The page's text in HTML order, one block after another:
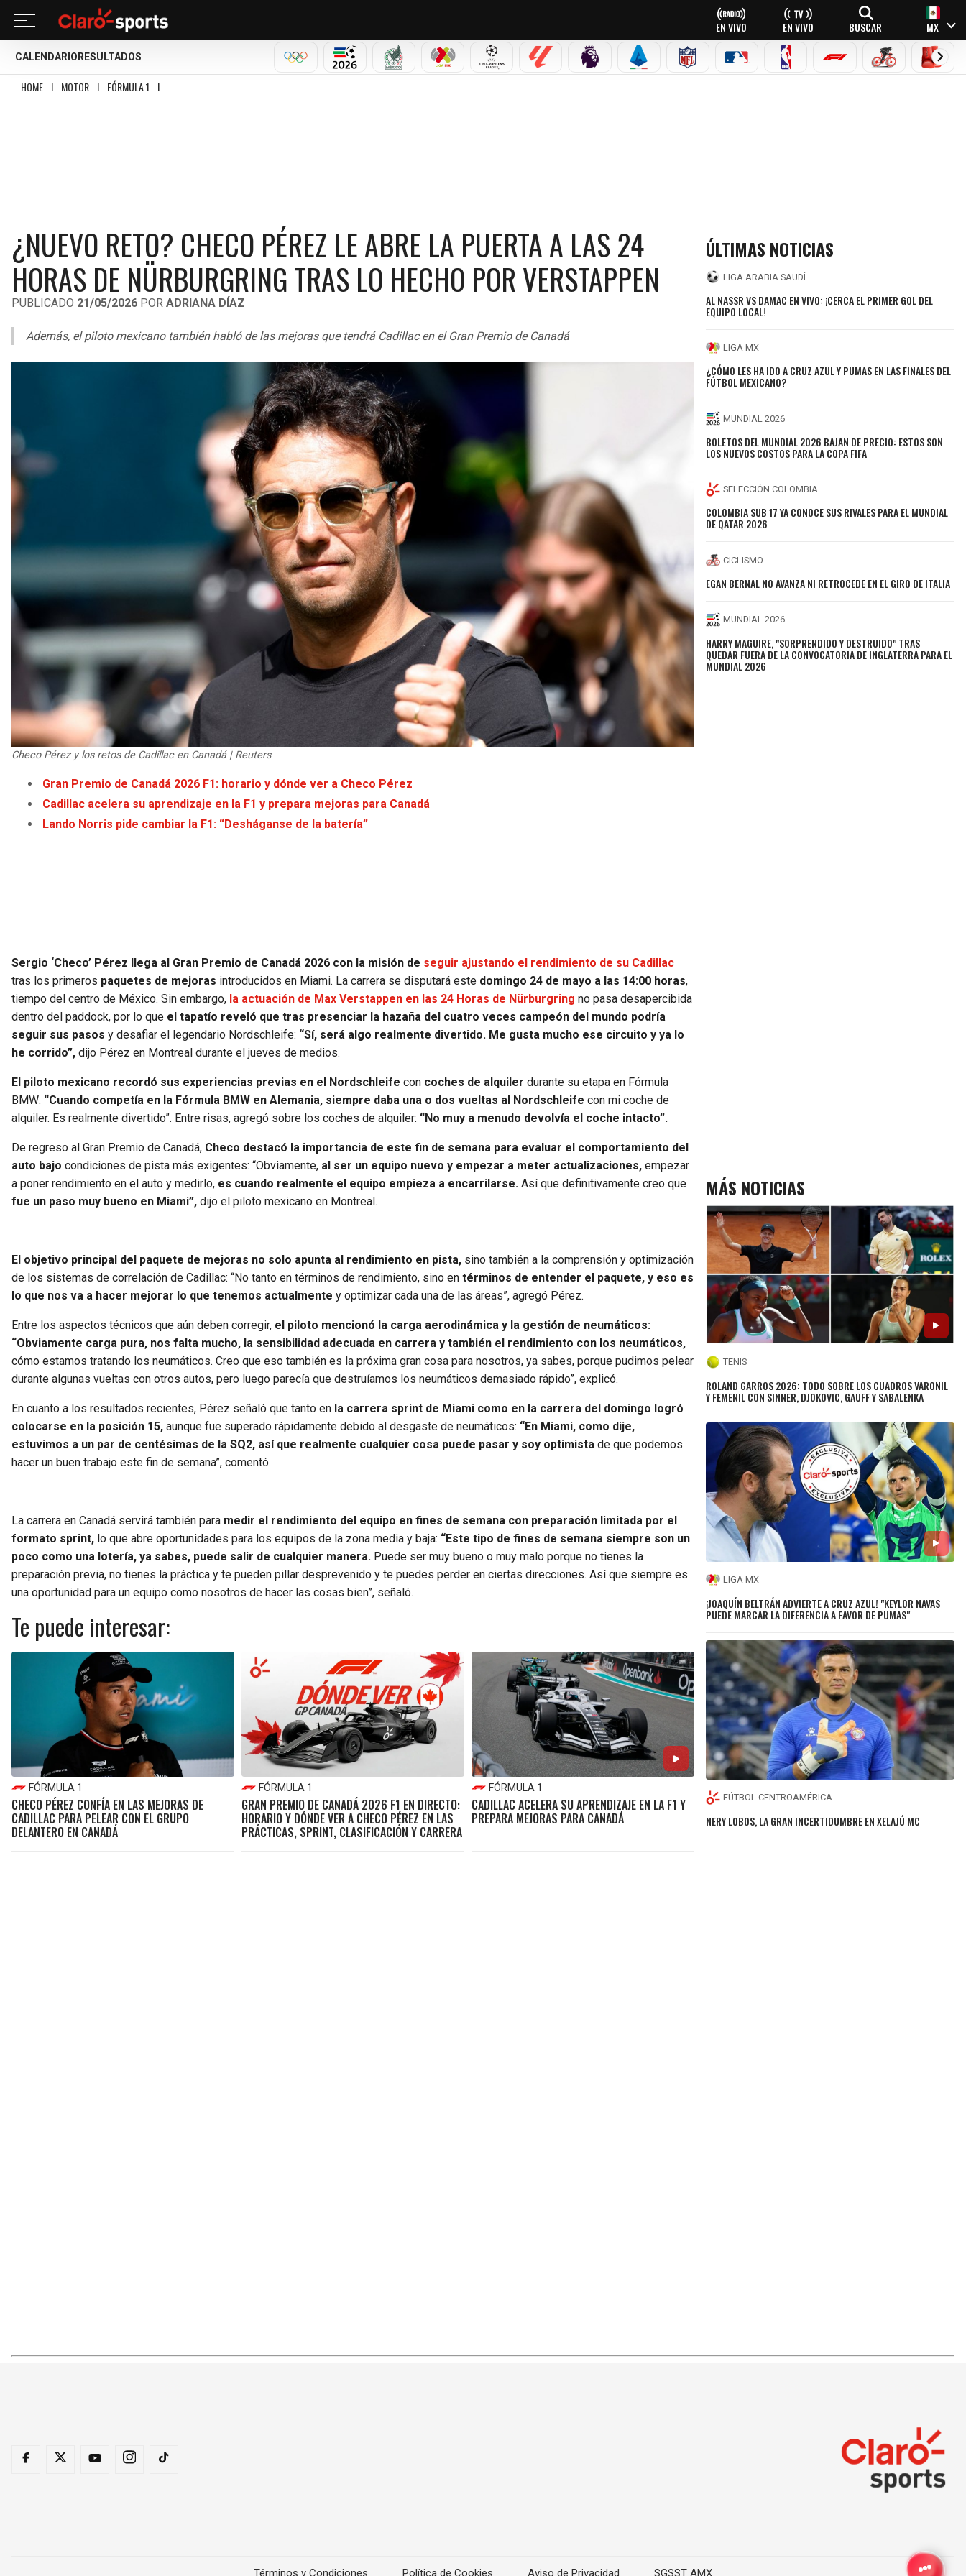
EN VIVO EN VIVO BUSCAR MX
CALENDARIO RESULTADOS
OLÍMPICOSMUNDIAL 2026SELECCIÓN MEXICANA
LIGA MX CHAMPIONS LEAGUE
LALIGA PREMIER LEAGUE
SERIE A NFL MLB NBA FÓRMULA 1CICLISMOBOXEO
HOME I MOTOR I FÓRMULA 1 I
¿NUEVO RETO? CHECO PÉREZ LE ABRE LA PUERTA A LAS 24
HORAS DE NÜRBURGRING TRAS LO HECHO POR VERSTAPPEN
PUBLICADO 21/05/2026 POR ADRIANA DÍAZ
Además, el piloto mexicano también habló de las mejoras que tendrá Cadillac en el Gran Premio de Canadá
Checo Pérez y los retos de Cadillac en Canadá | Reuters
Gran Premio de Canadá 2026 F1: horario y dónde ver a Checo Pérez
Cadillac acelera su aprendizaje en la F1 y prepara mejoras para Canadá
Lando Norris pide cambiar la F1: “Desháganse de la batería”
Sergio ‘Checo’ Pérez llega al Gran Premio de Canadá 2026 con la misión de seguir ajustando el rendimiento de su Cadillac
tras los primeros paquetes de mejoras introducidos en Miami. La carrera se disputará este domingo 24 de mayo a las 14:00 horas,
tiempo del centro de México. Sin embargo, la actuación de Max Verstappen en las 24 Horas de Nürburgring no pasa desapercibida
dentro del paddock, por lo que el tapatío reveló que tras presenciar la hazaña del cuatro veces campeón del mundo podría
seguir sus pasos y desafiar el legendario Nordschleife: “Sí, será algo realmente divertido. Me gusta mucho ese circuito y ya lo
he corrido”, dijo Pérez en Montreal durante el jueves de medios.
El piloto mexicano recordó sus experiencias previas en el Nordschleife con coches de alquiler durante su etapa en Fórmula
BMW: “Cuando competía en la Fórmula BMW en Alemania, siempre daba una o dos vueltas al Nordschleife con mi coche de
alquiler. Es realmente divertido”. Entre risas, agregó sobre los coches de alquiler: “No muy a menudo devolvía el coche intacto”.
De regreso al Gran Premio de Canadá, Checo destacó la importancia de este fin de semana para evaluar el comportamiento del
auto bajo condiciones de pista más exigentes: “Obviamente, al ser un equipo nuevo y empezar a meter actualizaciones, empezar
a poner rendimiento en el auto y medirlo, es cuando realmente el equipo empieza a encarrilarse. Así que definitivamente creo que
fue un paso muy bueno en Miami”, dijo el piloto mexicano en Montreal.
El objetivo principal del paquete de mejoras no solo apunta al rendimiento en pista, sino también a la comprensión y optimización
de los sistemas de correlación de Cadillac: “No tanto en términos de rendimiento, sino en términos de entender el paquete, y eso es
lo que nos va a hacer mejorar lo que tenemos actualmente y optimizar cada una de las áreas”, agregó Pérez.
Entre los aspectos técnicos que aún deben corregir, el piloto mencionó la carga aerodinámica y la gestión de neumáticos:
“Obviamente carga pura, nos falta mucho, la sensibilidad adecuada en carrera y también el rendimiento con los neumáticos,
cómo estamos tratando los neumáticos. Creo que eso también es la próxima gran cosa para nosotros, ya sabes, porque pudimos pelear
durante algunas vueltas con otros autos, pero luego parecía que destruíamos los neumáticos demasiado rápido”, explicó.
En cuanto a los resultados recientes, Pérez señaló que tanto en la carrera sprint de Miami como en la carrera del domingo logró
colocarse en la posición 15, aunque fue superado rápidamente debido al desgaste de neumáticos: “En Miami, como dije,
estuvimos a un par de centésimas de la SQ2, así que realmente cualquier cosa puede pasar y soy optimista de que podemos
hacer un buen trabajo este fin de semana”, comentó.
La carrera en Canadá servirá también para medir el rendimiento del equipo en fines de semana con preparación limitada por el
formato sprint, lo que abre oportunidades para los equipos de la zona media y baja: “Este tipo de fines de semana siempre son un
poco como una lotería, ya sabes, puede salir de cualquier manera. Puede ser muy bueno o muy malo porque no tienes la
preparación previa, no tienes la práctica y te pueden pillar desprevenido y te puedes perder en ciertas direcciones. Así que siempre es
una oportunidad para un equipo como nosotros de hacer las cosas bien”, señaló.
Te puede interesar:
FÓRMULA 1
CHECO PÉREZ CONFÍA EN LAS MEJORAS DE
CADILLAC PARA PELEAR CON EL GRUPO
DELANTERO EN CANADÁ
FÓRMULA 1
GRAN PREMIO DE CANADÁ 2026 F1 EN DIRECTO:
HORARIO Y DÓNDE VER A CHECO PÉREZ EN LAS
PRÁCTICAS, SPRINT, CLASIFICACIÓN Y CARRERA
FÓRMULA 1
CADILLAC ACELERA SU APRENDIZAJE EN LA F1 Y
PREPARA MEJORAS PARA CANADÁ
ÚLTIMAS NOTICIAS
LIGA ARABIA SAUDÍ
AL NASSR VS DAMAC EN VIVO: ¡CERCA EL PRIMER GOL DEL
EQUIPO LOCAL!
LIGA MX
¿CÓMO LES HA IDO A CRUZ AZUL Y PUMAS EN LAS FINALES DEL
FÚTBOL MEXICANO?
MUNDIAL 2026
BOLETOS DEL MUNDIAL 2026 BAJAN DE PRECIO: ESTOS SON
LOS NUEVOS COSTOS PARA LA COPA FIFA
SELECCIÓN COLOMBIA
COLOMBIA SUB 17 YA CONOCE SUS RIVALES PARA EL MUNDIAL
DE QATAR 2026
CICLISMO
EGAN BERNAL NO AVANZA NI RETROCEDE EN EL GIRO DE ITALIA
MUNDIAL 2026
HARRY MAGUIRE, "SORPRENDIDO Y DESTRUIDO" TRAS
QUEDAR FUERA DE LA CONVOCATORIA DE INGLATERRA PARA EL
MUNDIAL 2026
MÁS NOTICIAS
TENIS
ROLAND GARROS 2026: TODO SOBRE LOS CUADROS VARONIL
Y FEMENIL CON SINNER, DJOKOVIC, GAUFF Y SABALENKA
LIGA MX
¡JOAQUÍN BELTRÁN ADVIERTE A CRUZ AZUL! "KEYLOR NAVAS
PUEDE MARCAR LA DIFERENCIA A FAVOR DE PUMAS"
FÚTBOL CENTROAMÉRICA
NERY LOBOS, LA GRAN INCERTIDUMBRE EN XELAJÚ MC
Términos y Condiciones Política de Cookies Aviso de Privacidad SGSST AMX